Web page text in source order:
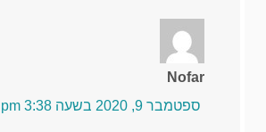
Nofar
ספטמבר 9, 2020 בשעה 3:38 pm